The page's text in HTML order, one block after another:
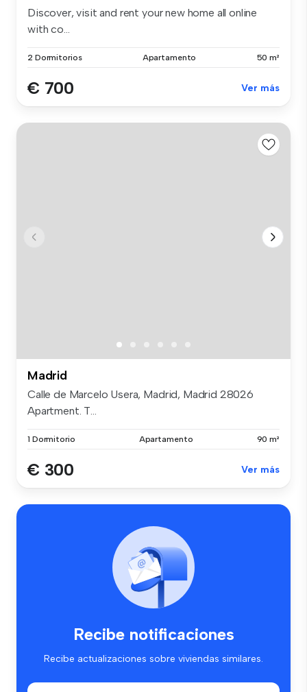
Discover, visit and rent your new home all online
with co...
2 Dormitorios Apartamento 50 m²
€ 700 Ver más
Madrid
Calle de Marcelo Usera, Madrid, Madrid 28026
Apartment. T...
1 Dormitorio Apartamento 90 m²
€ 300 Ver más
Recibe notificaciones
Recibe actualizaciones sobre viviendas similares.